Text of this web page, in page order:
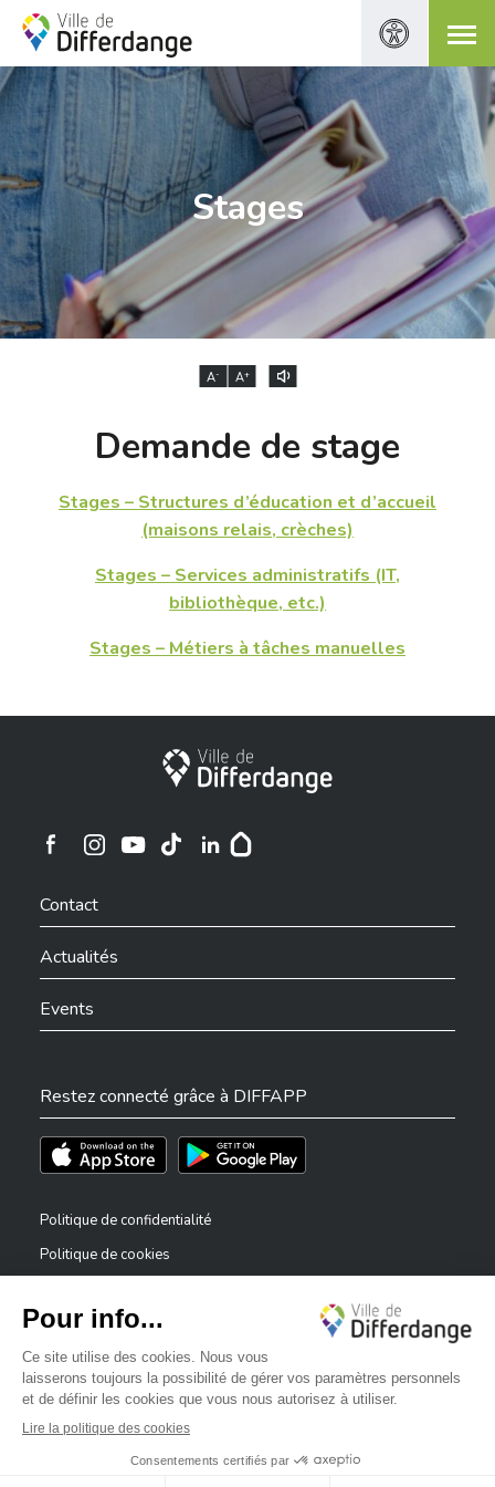
Stages
A- A+
Demande de stage
Stages – Structures d’éducation et d’accueil
(maisons relais, crèches)
Stages – Services administratifs (IT,
bibliothèque, etc.)
Stages – Métiers à tâches manuelles
Ville de Differdange
Ville de Differdange sur Instagram
Contact
Actualités
Events
Restez connecté grâce à DIFFAPP
Téléchargez l'app sur l'App StoreTéléchargez l'app sur Play Store
Politique de confidentialité
Politique de cookies
Déclaration d’accessibilité
Dispositif de signalement — lanceurs d’alerte
✕
Bonjour, comment puis-je vous aider ?